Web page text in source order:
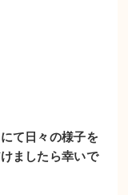
て日々の様子を
ましたら幸いで